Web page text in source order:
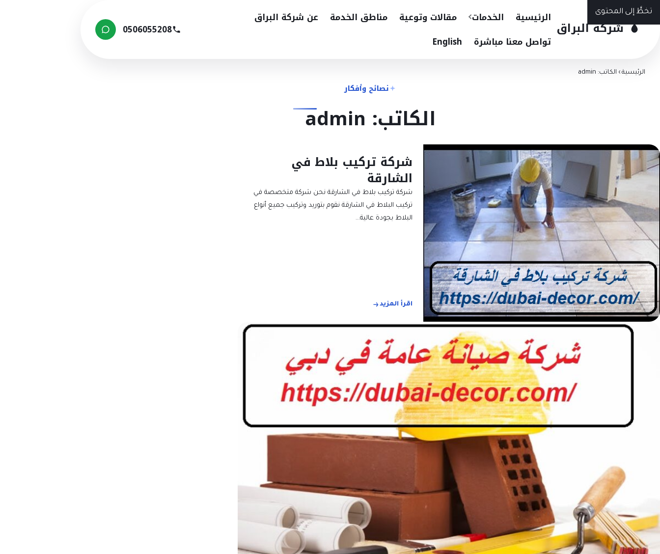
تخطَّ إلى المحتوى
شركة البراق
الرئيسية الخدمات مقالات وتوعية مناطق الخدمة
عن شركة البراق
تواصل معنا مباشرة
English
0506055208
الرئيسية › الكاتب: admin
نصائح وأفكار
الكاتب: admin
شركة تركيب بلاط في
الشارقة
شركة تركيب بلاط في الشارقة نحن شركة متخصصة في
تركيب البلاط في الشارقة نقوم بتوريد وتركيب جميع أنواع
البلاط بجودة عالية…
اقرأ المزيد